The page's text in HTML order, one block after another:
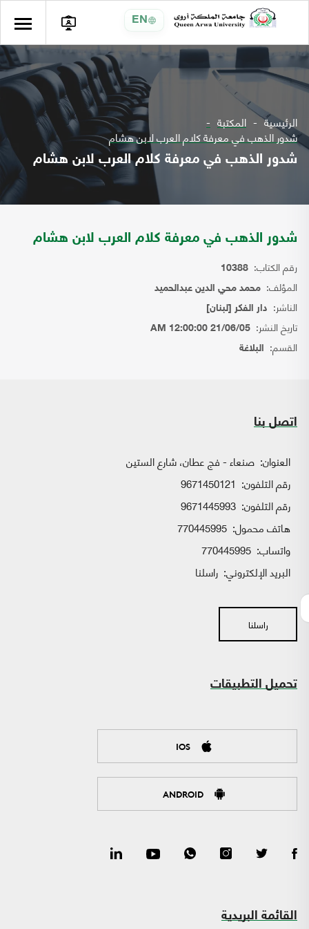
EN
الرئيسية المكتبة
شدور الذهب في معرفة كلام العرب لابن هشام
شدور الذهب في معرفة كلام العرب لابن هشام
شدور الذهب في معرفة كلام العرب لابن هشام
رقم الكتاب: 10388
المؤلف: محمد محي الدين عبدالحميد
الناشر: دار الفكر [لبنان]
تاريخ النشر: 21/06/05 12:00:00 AM
القسم: البلاغة
اتصل بنا
العنوان: صنعاء - فج عطان، شارع الستين
رقم التلفون: 9671450121
رقم التلفون: 9671445993
هاتف محمول: 770445995
واتساب:
البريد الإلكتروني: راسلنا
راسلنا
تحميل التطبيقات
IOS
ANDROID
القائمة البريدية